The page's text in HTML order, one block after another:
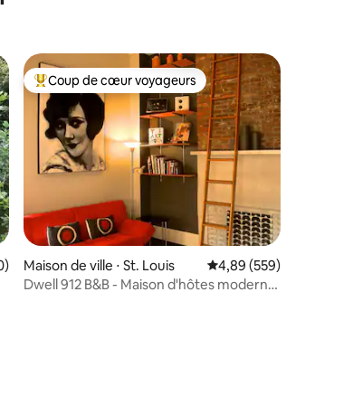
4,97 sur 5
sur la base de 140 commentaires : 4,99 sur 5
Coups de cœur voyageurs les plus appréciés
Coup de cœur voyageurs
Maison de ville ⋅ St. Louis Évaluation moyenne
4,89 (559)
Dwell 912 B&B - Maison d'hôtes moderne